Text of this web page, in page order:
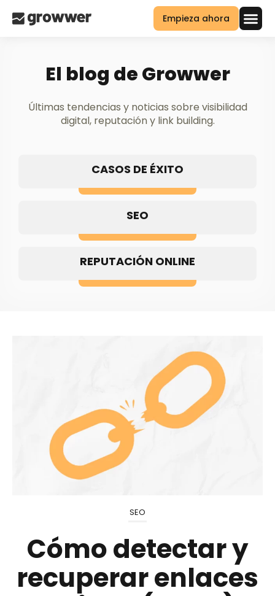
Empieza ahora
El blog de Growwer
Últimas tendencias y noticias sobre visibilidad
digital, reputación y link building.
CASOS DE ÉXITO
SEO
REPUTACIÓN ONLINE
SEO
Cómo detectar y
recuperar enlaces